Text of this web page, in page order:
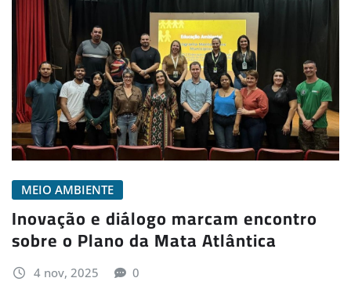
MEIO AMBIENTE
Inovação e diálogo marcam encontro
sobre o Plano da Mata Atlântica
4 nov, 2025 0